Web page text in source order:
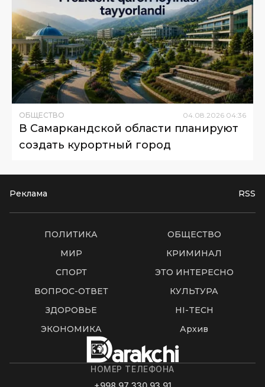
ОБЩЕСТВО 04.08.2026 04:36
В Самаркандской области планируют
создать курортный город
Реклама RSS
ПОЛИТИКА
ОБЩЕСТВО
МИР
КРИМИНАЛ
СПОРТ
ЭТО ИНТЕРЕСНО
ВОПРОС-ОТВЕТ
КУЛЬТУРА
ЗДОРОВЬЕ
HI-TECH
ЭКОНОМИКА
Архив
НОМЕР ТЕЛЕФОНА